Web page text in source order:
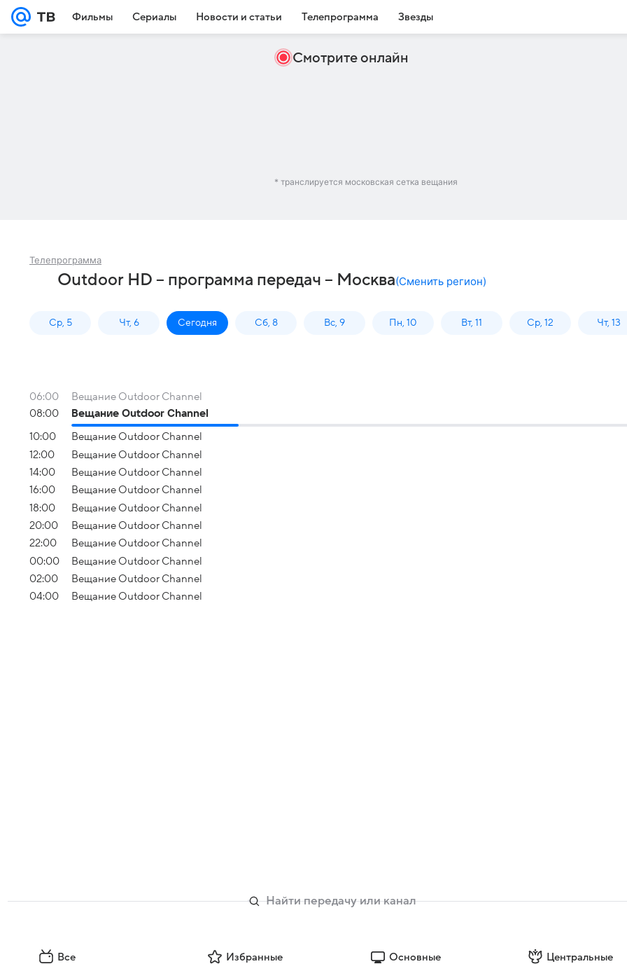
Фильмы Сериалы Новости и статьи Телепрограмма Звезды
Смотрите онлайн
* транслируется московская сетка вещания
Телепрограмма
Outdoor HD – программа передач – Москва(Сменить регион)
Ср, 5 Чт, 6 Сегодня Сб, 8 Вс, 9 Пн, 10 Вт, 11 Ср, 12 Чт, 13
06:00
Вещание Outdoor Channel
08:00
Вещание Outdoor Channel
10:00
Вещание Outdoor Channel
12:00
Вещание Outdoor Channel
14:00
Вещание Outdoor Channel
16:00
Вещание Outdoor Channel
18:00
Вещание Outdoor Channel
20:00
Вещание Outdoor Channel
22:00
Вещание Outdoor Channel
00:00
Вещание Outdoor Channel
02:00
Вещание Outdoor Channel
04:00
Вещание Outdoor Channel
Все Избранные Основные Центральные